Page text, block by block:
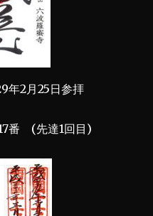
年2月25日参拝
番 (先達1回目)